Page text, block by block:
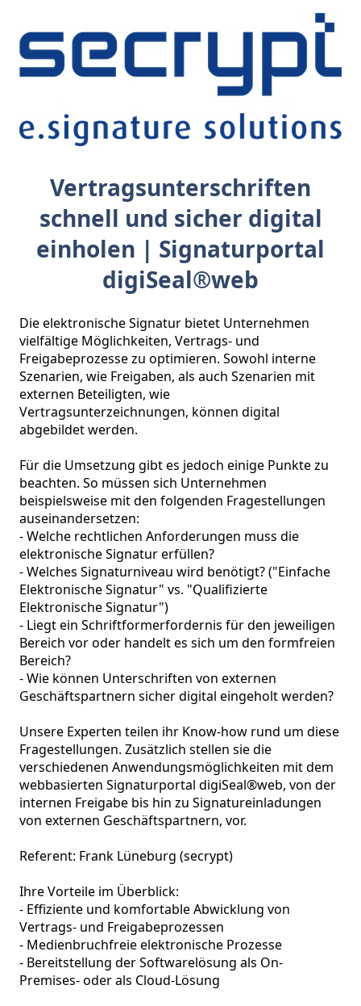
Vertragsunterschriften
schnell und sicher digital
einholen | Signaturportal
digiSeal®web
Die elektronische Signatur bietet Unternehmen
vielfältige Möglichkeiten, Vertrags- und
Freigabeprozesse zu optimieren. Sowohl interne
Szenarien, wie Freigaben, als auch Szenarien mit
externen Beteiligten, wie
Vertragsunterzeichnungen, können digital
abgebildet werden.
Für die Umsetzung gibt es jedoch einige Punkte zu
beachten. So müssen sich Unternehmen
beispielsweise mit den folgenden Fragestellungen
auseinandersetzen:
- Welche rechtlichen Anforderungen muss die
elektronische Signatur erfüllen?
- Welches Signaturniveau wird benötigt? ("Einfache
Elektronische Signatur" vs. "Qualifizierte
Elektronische Signatur")
- Liegt ein Schriftformerfordernis für den jeweiligen
Bereich vor oder handelt es sich um den formfreien
Bereich?
- Wie können Unterschriften von externen
Geschäftspartnern sicher digital eingeholt werden?
Unsere Experten teilen ihr Know-how rund um diese
Fragestellungen. Zusätzlich stellen sie die
verschiedenen Anwendungsmöglichkeiten mit dem
webbasierten Signaturportal digiSeal®web, von der
internen Freigabe bis hin zu Signatureinladungen
von externen Geschäftspartnern, vor.
Referent: Frank Lüneburg (secrypt)
Ihre Vorteile im Überblick:
- Effiziente und komfortable Abwicklung von
Vertrags- und Freigabeprozessen
- Medienbruchfreie elektronische Prozesse
- Bereitstellung der Softwarelösung als On-
Premises- oder als Cloud-Lösung